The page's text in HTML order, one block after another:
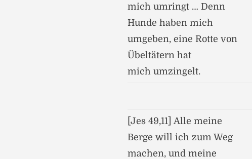
mich umringt … Denn
Hunde haben mich
umgeben, eine Rotte von
Übeltätern hat
mich umzingelt.
[Jes 49,11] Alle meine
Berge will ich zum Weg
machen, und meine